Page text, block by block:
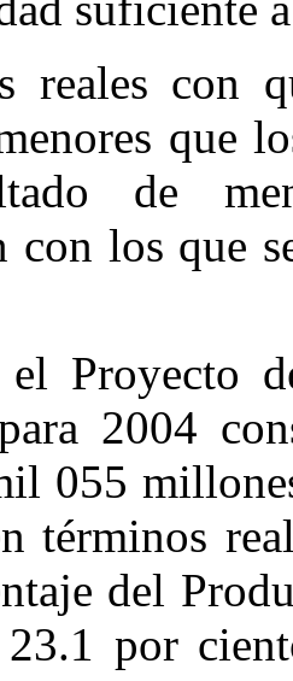
reales con
que
de
con los que
Proyecto
2004
055
términos
del
23.1 por